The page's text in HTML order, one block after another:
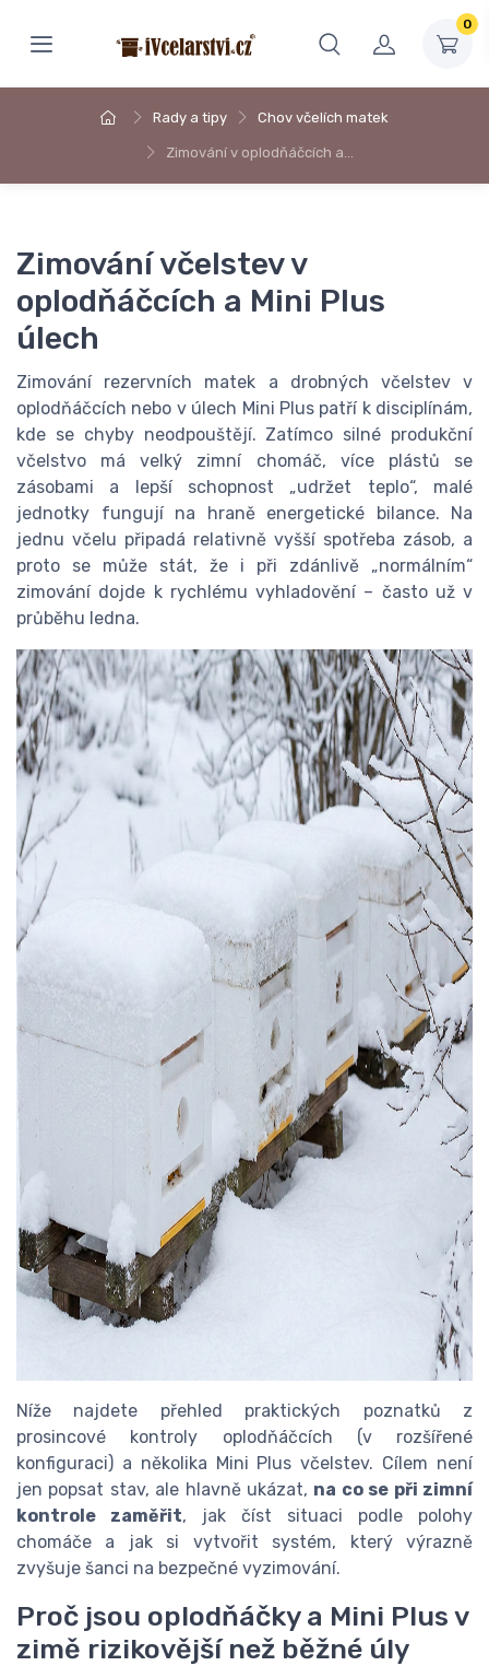
0
Rady a tipy Chov včelích matek
Zimování v oplodňáčcích a…
Zimování včelstev v
oplodňáčcích a Mini Plus
úlech
Zimování rezervních matek a drobných včelstev v
oplodňáčcích nebo v úlech Mini Plus patří k disciplínám,
kde se chyby neodpouštějí. Zatímco silné produkční
včelstvo má velký zimní chomáč, více plástů se
zásobami a lepší schopnost „udržet teplo“, malé
jednotky fungují na hraně energetické bilance. Na
jednu včelu připadá relativně vyšší spotřeba zásob, a
proto se může stát, že i při zdánlivě „normálním“
zimování dojde k rychlému vyhladovění – často už v
průběhu ledna.
Níže najdete přehled praktických poznatků z
prosincové kontroly oplodňáčcích (v rozšířené
konfiguraci) a několika Mini Plus včelstev. Cílem není
jen popsat stav, ale hlavně ukázat, na co se při zimní
kontrole zaměřit, jak číst situaci podle polohy
chomáče a jak si vytvořit systém, který výrazně
zvyšuje šanci na bezpečné vyzimování.
Proč jsou oplodňáčky a Mini Plus v
zimě rizikovější než běžné úly